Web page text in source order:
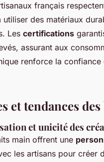
français
utiliser des matériaux
Les certifications
assurant aux
renforce la
et tendances
et unicité des
main offrent une
les artisans pour créer